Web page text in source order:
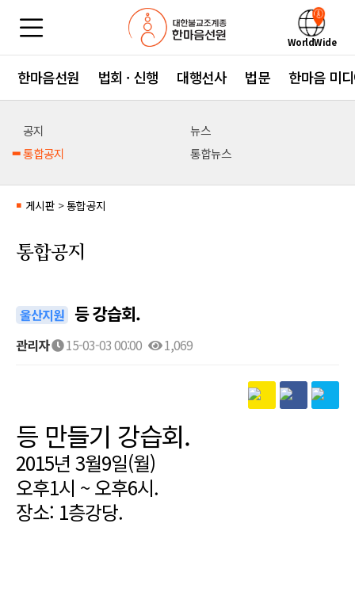
WorldWide
한마음선원 법회 · 신행 대행선사 법문 한마음 미
공지
뉴스
통합공지
통합뉴스
■ 게시판 > 통합공지
통합공지
울산지원 등 강습회.
관리자 15-03-03 00:00 1,069
등 만들기 강습회.
2015년 3월9일(월)
오후1시 ~ 오후6시.
장소: 1층강당.